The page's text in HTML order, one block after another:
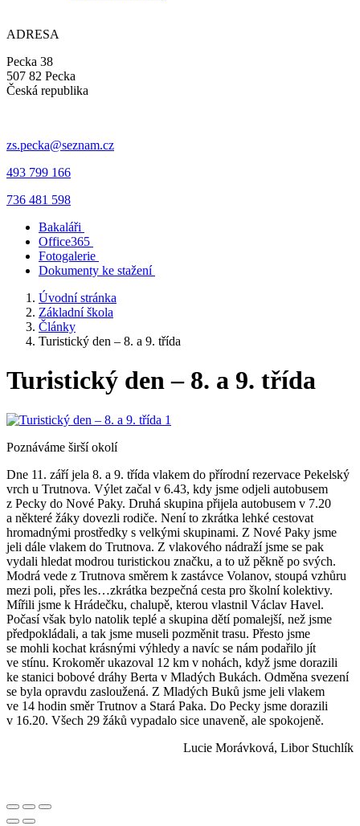
ADRESA
Pecka 38
507 82 Pecka
Česká republika
zs.pecka@seznam.cz
493 799 166
736 481 598
Bakaláři
Office365
Fotogalerie
Dokumenty ke stažení
Úvodní stránka
Základní škola
Články
Turistický den – 8. a 9. třída
Turistický den – 8. a 9. třída
Poznáváme širší okolí
Dne 11. září jela 8. a 9. třída vlakem do přírodní rezervace Pekelský
vrch u Trutnova. Výlet začal v 6.43, kdy jsme odjeli autobusem
z Pecky do Nové Paky. Druhá skupina přijela autobusem v 7.20
a některé žáky dovezli rodiče. Není to zkrátka lehké cestovat
hromadnými prostředky s velkými skupinami. Z Nové Paky jsme
jeli dále vlakem do Trutnova. Z vlakového nádraží jsme se pak
vydali hledat modrou turistickou značku, a to už pěkně po svých.
Modrá vede z Trutnova směrem k zastávce Volanov, stoupá vzhůru
mezi poli, přes les…zkrátka bezpečná cesta pro školní kolektivy.
Mířili jsme k Hrádečku, chalupě, kterou vlastnil Václav Havel.
Počasí však bylo natolik teplé a skupina dětí pomalejší, než jsme
předpokládali, a tak jsme museli pozměnit trasu. Přesto jsme
se mohli kochat krásnými výhledy a navíc se nám podařilo jít
ve stínu. Krokoměr ukazoval 12 km v nohách, když jsme dorazili
ke stanici bobové dráhy Berta v Mladých Bukách. Odměna svezení
se byla opravdu zasloužená. Z Mladých Buků jsme jeli vlakem
ve 14 hodin směr Trutnov a Stará Paka. Do Pecky jsme dorazili
v 16.20. Všech 29 žáků vypadalo sice unaveně, ale spokojeně.
Lucie Morávková, Libor Stuchlík